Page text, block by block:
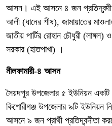
আসন। এই আসনে ৪ জন প্রতিদ্বন্দী
আলী (ধানের শীষ), জামায়াতের
জাতীয় পার্টির রোহান চৌধুরী
সরকার (হাতপাখা) ।
নীলফামারী-৪ আসন
সৈয়দপুর উপজেলার ৫ ইউনিয়ন একটি
কিশোরীগঞ্জ উপজেলার ৯টি ইউনিয়ন
আসনে ৯ জন প্রার্থী প্রতিদ্বন্দীতা